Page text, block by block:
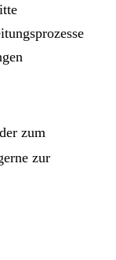
zum
zur